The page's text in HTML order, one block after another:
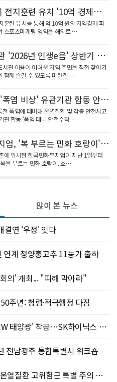
강진군, 해외 전지훈련 유치 '10억 경제효과' 스포츠관광 활성화
훈련 유치를 통해 약 10억 원의 지역경제 파
스포츠마케팅 영역을 해외로 …
강진군도서관 '2026년 인생e음' 상반기 공연 성료
관 이용이 어려운 지역 주민을 직접 찾아가
함께 즐길 수 있도록 마련한 …
강진소방서 '폭염 비상' 유관기관 합동 안전수칙 홍보
폭염에 대비해 온열질환 및 각종 안전사고
관 합동 '폭염 대비 안전수칙…
한국민화뮤지엄, '복 부르는 민화 호랑이' 기획전
에 위치한 한국민화뮤지엄이 지난 1일부터
을 부르는 민화 호랑이, 호…
결연 '우정' 잇다
계 청양홍고추 11농가 출하
의' 개최... "피해 막아라"
주년: 청렴·적극행정 다짐
양광' 착공…SK하이닉스 공급
전남광주 통합특별시 워크숍
질환 고위험군 특별 주의 당부
많이 본 뉴스